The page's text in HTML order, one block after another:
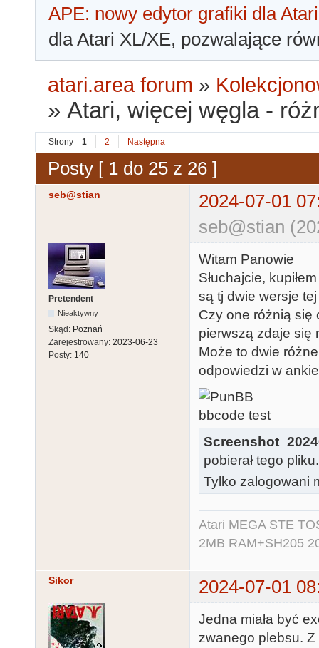
APE: nowy edytor grafiki dla Atari
dla Atari XL/XE, pozwalające
atari.area forum »
»Atari, więcej węgla -
Strony 1 2 Następna
Posty [ 1 do 25 z 26 ]
seb@stian
2024-07-01
seb@stian
Pretendent
Nieaktywny
Skąd: Poznań
Zarejestrowany: 2023-06-23
Posty: 140
Witam Panowie
Słuchajcie,
są tj dwie wersje
Czy one różnią się
pierwszą zdaje się
Może to dwie
odpowiedzi w
pobierał tego
Tylko zalogowani
Atari MEGA STE
2MB RAM+SH205
Sikor 2024-07-01
Jedna miała być
zwanego plebsu. Z